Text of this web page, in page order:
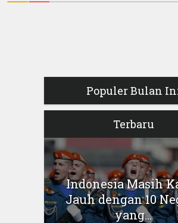
Populer Bulan
Terbaru
Indonesia Masih
Jauh dengan 10
yang...